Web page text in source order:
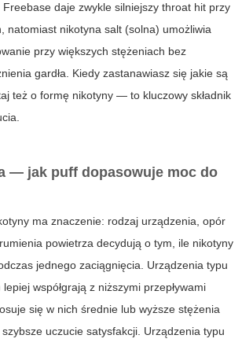
daje zwykle silniejszy throat hit przy
natomiast nikotyna salt (solna) umożliwia
przy większych stężeniach bez
gardła. Kiedy zastanawiasz się jakie są
też o formę nikotyny — to kluczowy składnik
— jak puff dopasowuje moc do
ma znaczenie: rodzaj urządzenia, opór
powietrza decydują o tym, ile nikotyny
jednego zaciągnięcia. Urządzenia typu
współgrają z niższymi przepływami
się w nich średnie lub wyższe stężenia
uczucie satysfakcji. Urządzenia typu